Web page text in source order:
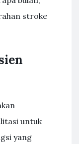
stroke
untuk
yang